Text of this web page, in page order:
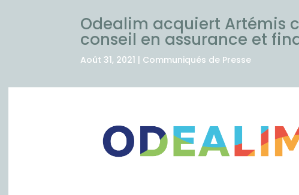
Odealim acquiert Artémis
conseil en assurance et
Août 31, 2021 | Communiqués de Presse